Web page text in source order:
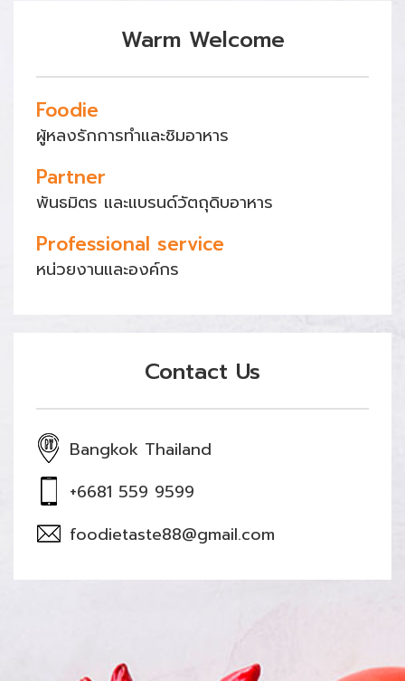
Warm Welcome
Foodie
ผู้หลงรักการทำและชิมอาหาร
Partner
พันธมิตร และแบรนด์วัตถุดิบอาหาร
Professional service
หน่วยงานและองค์กร
Contact Us
Bangkok Thailand
+6681 559 9599
foodietaste88@gmail.com